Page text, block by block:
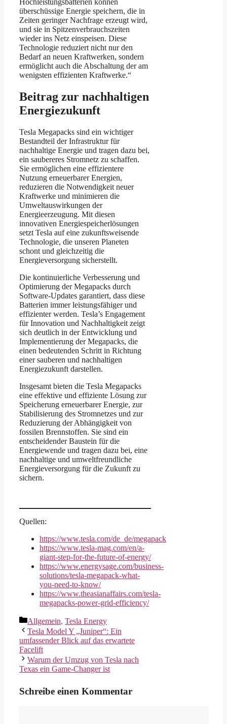
Hochleistungsbatterien können
überschüssige Energie speichern, die in
Zeiten geringer Nachfrage erzeugt wird,
und sie in Spitzenverbrauchszeiten
wieder ins Netz einspeisen. Diese
Technologie reduziert nicht nur den
Bedarf an neuen Kraftwerken, sondern
ermöglicht auch die Abschaltung der am
wenigsten effizienten Kraftwerke.“
Beitrag zur nachhaltigen
Energiezukunft
Tesla Megapacks sind ein wichtiger
Bestandteil der Infrastruktur für
nachhaltige Energie und tragen dazu bei,
ein saubereres Stromnetz zu schaffen.
Sie ermöglichen eine effizientere
Nutzung erneuerbarer Energien,
reduzieren die Notwendigkeit neuer
Kraftwerke und minimieren die
Umweltauswirkungen der
Energieerzeugung. Mit diesen
innovativen Energiespeicherlösungen
setzt Tesla auf eine zukunftsweisende
Technologie, die unseren Planeten
schont und gleichzeitig die
Energieversorgung sicherstellt.
Die kontinuierliche Verbesserung und
Optimierung der Megapacks durch
Software-Updates garantiert, dass diese
Batterien immer leistungsfähiger und
effizienter werden. Tesla’s Engagement
für Innovation und Nachhaltigkeit zeigt
sich deutlich in der Entwicklung und
Implementierung der Megapacks, die
einen bedeutenden Schritt in Richtung
einer sauberen und nachhaltigen
Energiezukunft darstellen.
Insgesamt bieten die Tesla Megapacks
eine effektive und effiziente Lösung zur
Speicherung erneuerbarer Energie, zur
Stabilisierung des Stromnetzes und zur
Reduzierung der Abhängigkeit von
fossilen Brennstoffen. Sie sind ein
entscheidender Baustein für die
Energiewende und tragen dazu bei, eine
nachhaltige und umweltfreundliche
Energieversorgung für die Zukunft zu
sichern.
Quellen:
https://www.tesla.com/de_de/megapack
https://www.tesla-mag.com/en/a-
giant-step-for-the-future-of-energy/
https://www.energysage.com/business-
solutions/tesla-megapack-what-
you-need-to-know/
https://www.theasianaffairs.com/tesla-
megapacks-power-grid-efficiency/
Kategorien
Allgemein, Tesla Energy
Tesla Model Y „Juniper“: Ein
umfassender Blick auf das erwartete
Facelift
Warum der Umzug von Tesla nach
Texas ein Game-Changer ist
Schreibe einen Kommentar